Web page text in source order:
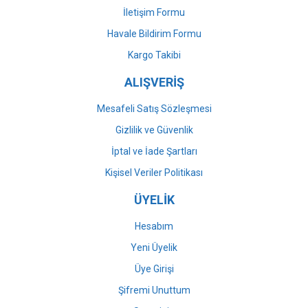
Gönder
İletişim Formu
Havale Bildirim Formu
Kargo Takibi
ALIŞVERİŞ
Mesafeli Satış Sözleşmesi
Gizlilik ve Güvenlik
İptal ve İade Şartları
Kişisel Veriler Politikası
ÜYELİK
Hesabım
Yeni Üyelik
Üye Girişi
Şifremi Unuttum